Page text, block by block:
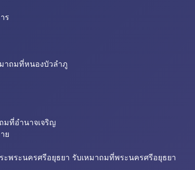
ร
าถมที่หนองบัวลำภู
มที่อำนาจเจริญ
ย
พระนครศรีอยุธยา รับเหมาถมที่พระนครศรีอยุธยา